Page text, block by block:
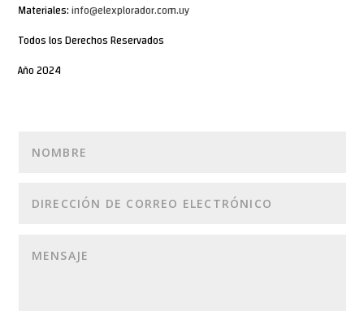
Materiales:info@elexplorador.com.uy
Todos los Derechos Reservados
Año 2024